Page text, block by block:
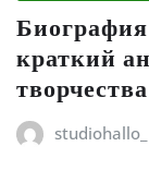
краткий
studiohallo_